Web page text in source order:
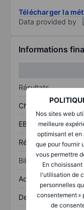
Nos sites web
meilleure
optimisant et en
que pour fournir
vous permettre
En
l'utilisation de
personnelles
consentement »
de
Télécharger la
Data provided by
Informations
Résultats
Chiffre d’affaires
EBITDA
Résultat net
Bilan
Actifs totaux
Dette totale